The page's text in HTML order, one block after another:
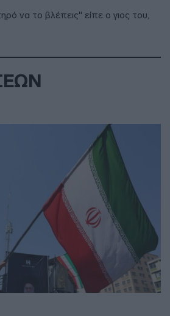
να το βλέπεις" είπε ο γιος του,